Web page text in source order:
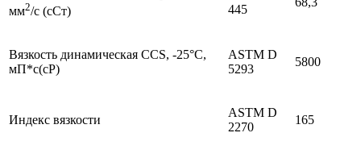
мм2/с (cCт)
445
Вязкость динамическая CCS, -25°C,
мП*с(cP)
ASTM D
5293
5800
Индекс вязкости
ASTM D
2270
165